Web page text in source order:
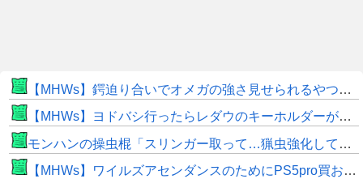
【MHWs】鍔迫り合いでオメガの強さ見せられるやつ一番すき
【MHWs】ヨドバシ行ったらレダウのキーホルダーが100円で売ってて草
モンハンの操虫棍「スリンガー取って…猟虫強化して…エキス取って… よし、戦うぞ」←これ
【MHWs】ワイルズアセンダンスのためにPS5pro買おうとしたら転売価格ばかりじゃねーか